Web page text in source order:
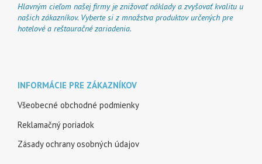
Hlavným cieľom našej firmy je znižovať náklady a zvyšovať kvalitu u
našich zákazníkov. Vyberte si z množstva produktov určených pre
hotelové a reštauračné zariadenia.
INFORMÁCIE PRE ZÁKAZNÍKOV
Všeobecné obchodné podmienky
Reklamačný poriadok
Zásady ochrany osobných údajov